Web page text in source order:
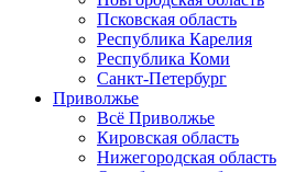
Псковская область
Республика Карелия
Республика Коми
Санкт-Петербург
Приволжье
Всё Приволжье
Кировская область
Нижегородская область